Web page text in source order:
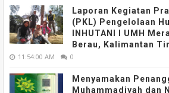
Laporan Kegiatan
(PKL) Pengelolaan
INHUTANI I UMH
Berau, Kalimantan
11:54:00 AM 0
Menyamakan
Muhammadiyah dan